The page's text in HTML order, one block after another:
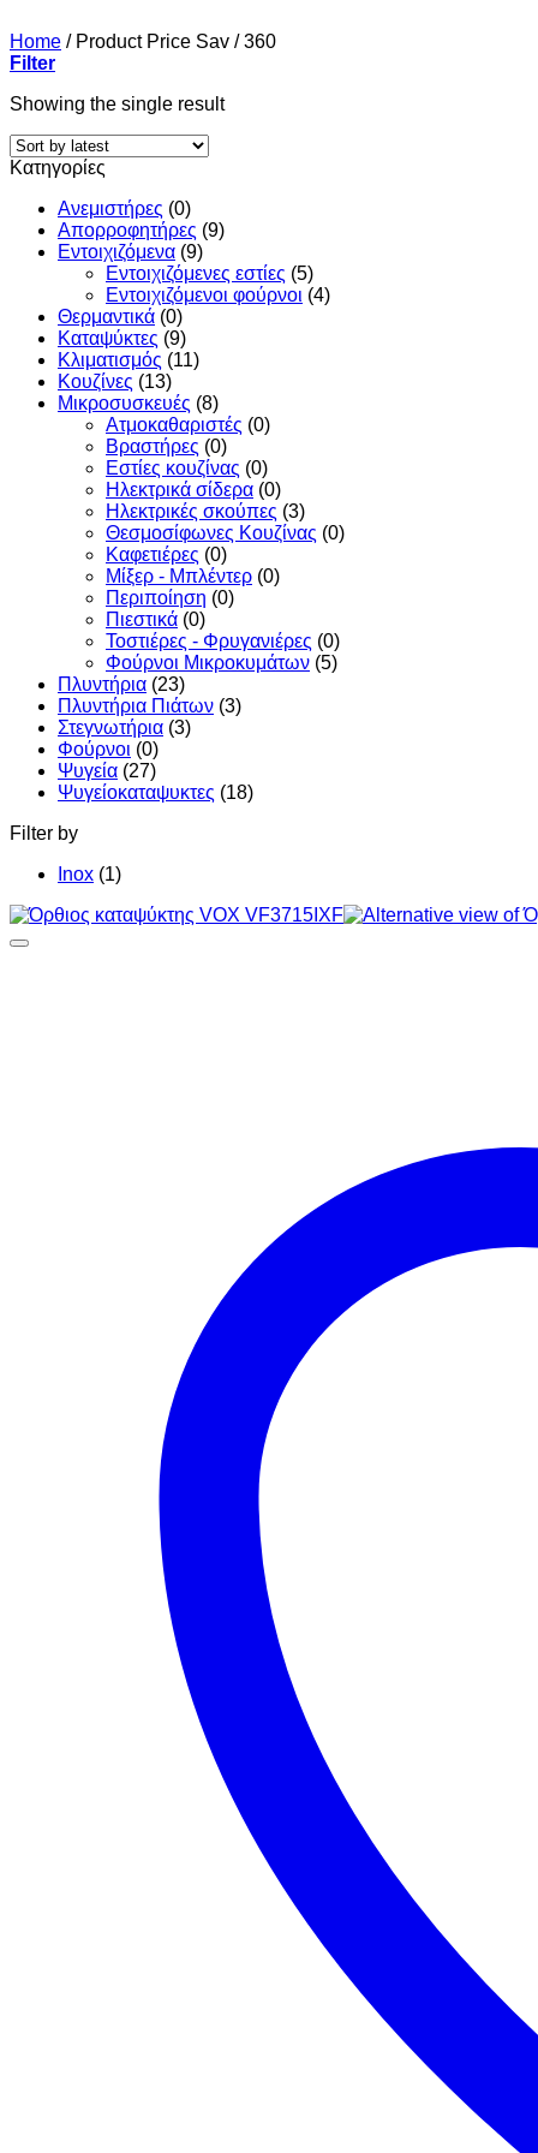
Home /Product Price Sav /360
Filter
Showing the single result
Κατηγορίες
Ανεμιστήρες (0)
Απορροφητήρες (9)
Εντoιχιζόμενα (9)
Εντοιχιζόμενες εστίες (5)
Εντοιχιζόμενοι φούρνοι (4)
Θερμαντικά (0)
Καταψύκτες (9)
Κλιματισμός (11)
Κουζίνες (13)
Μικροσυσκευές (8)
Ατμοκαθαριστές (0)
Βραστήρες (0)
Εστίες κουζίνας (0)
Ηλεκτρικά σίδερα (0)
Ηλεκτρικές σκούπες (3)
Θεσμοσίφωνες Κουζίνας (0)
Καφετιέρες (0)
Μίξερ - Μπλέντερ (0)
Περιποίηση (0)
Πιεστικά (0)
Τοστιέρες - Φρυγανιέρες (0)
Φούρνοι Μικροκυμάτων (5)
Πλυντήρια (23)
Πλυντήρια Πιάτων (3)
Στεγνωτήρια (3)
Φούρνοι (0)
Ψυγεία (27)
Ψυγείοκαταψυκτες (18)
Filter by
Inox (1)